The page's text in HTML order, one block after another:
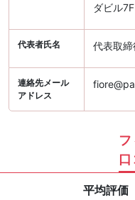
ダビル7F
代表者氏名 代表取
連絡先メール
アドレス
平均評価